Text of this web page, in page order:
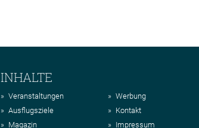
INHALTE
Veranstaltungen
Ausflugsziele
Magazin
Werbung
Kontakt
Impressum